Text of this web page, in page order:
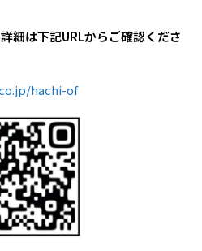
細は下記URLからご確認くださ
hachi-of